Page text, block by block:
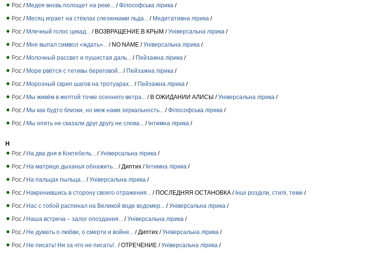
/ Медея вновь полощет на реке... /Філософська лірика /
/ Месяц играет на стёклах слезинками льда... / Медитативна лірика /
/ Млечный голос цикад... / ВОЗВРАЩЕНИЕ В КРЫМ /Універсальна лірика /
/ Мне выпал символ «ждать»... / NO NAME /Універсальна лірика /
/ Молочный рассвет и пушистая даль... / Пейзажна лірика /
/ Море рвётся с тетивы береговой... / Пейзажна лірика /
/ Морозный скрип шагов на тротуарах... / Пейзажна лірика /
/ Мы живём в желтой точке осеннего ветра... / В ОЖИДАНИИ АЛИСЫ /Універсальна лірика /
/ Мы как будто близки, но меж нами зеркальность... /Філософська лірика /
/ Мы опять не сказали друг другу не слова... / Інтимна лірика /
Н
/ На два дня в Коктебель... /Універсальна лірика /
/ На матрице дыханья обнажить... / Диптих / Інтимна лірика /
/ На пальцах пыльца... /Універсальна лірика /
/ Накренившись в сторону своего отражения... / ПОСЛЕДНЯЯ ОСТАНОВКА / Інші розділи, стилі, теми /
/ Нас с тобой распинал на Великой воде водомер... /Універсальна лірика /
/ Наша встреча – залог опоздания... /Універсальна лірика /
/ Не думать о любви, о смерти и войне... / Диптих /Універсальна лірика /
/ Не писать! Ни за что не писать!.. / ОТРЕЧЕНИЕ /Універсальна лірика /